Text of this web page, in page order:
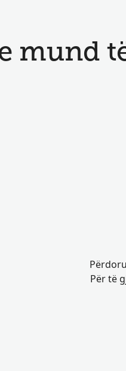
mund
Për të